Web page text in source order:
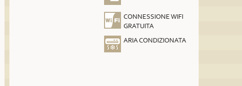
CONNESSIONE WIFI
GRATUITA
ARIA CONDIZIONATA